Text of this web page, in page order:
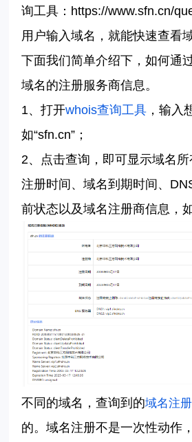
询工具： https://www.sfn.cn/
用户输入域名，就能快速查看
下面我们简单介绍下，如何通
域名的注册服务商信息。
1、打开whois查询工具 ，输入
如“sfn.cn”；
2、点击查询，即可显示域名
注册时间、域名到期时间、
前状态以及域名注册商信息，
不同的域名，查询到的域名注
的。域名注册不是一次性动作